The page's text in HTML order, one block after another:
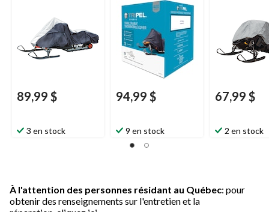
89,99 $
3 en stock
94,99 $
9 en stock
67,99 $
2 en stock
À l'attention des personnes résidant au Québec: pour
obtenir des renseignements sur l'entretien et la